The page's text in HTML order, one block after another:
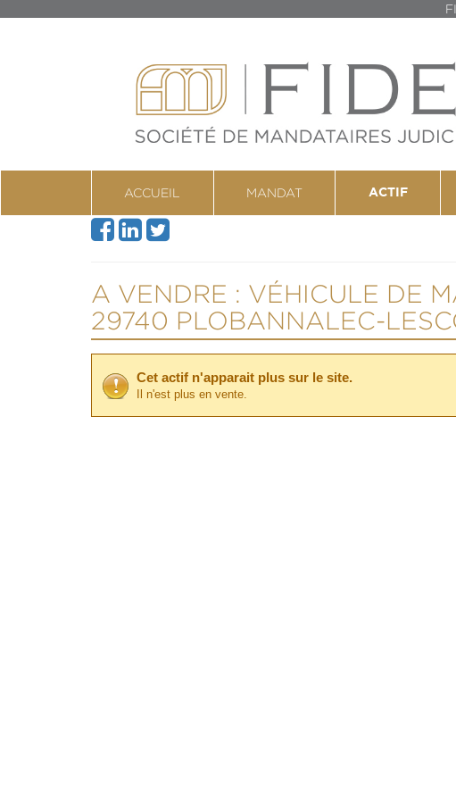
ACCUEIL MANDAT ACTIF
A VENDRE : VÉHICULE DE
29740 PLOBANNALEC-
Cet actif n'apparait plus sur le site.
Il n'est plus en vente.